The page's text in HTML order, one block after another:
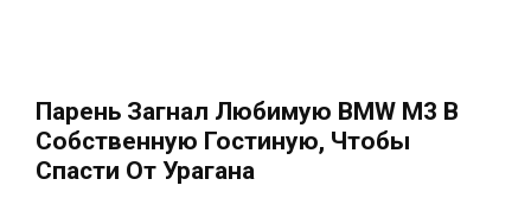
Парень Загнал Любимую BMW M3 В
Собственную Гостиную, Чтобы
Спасти От Урагана